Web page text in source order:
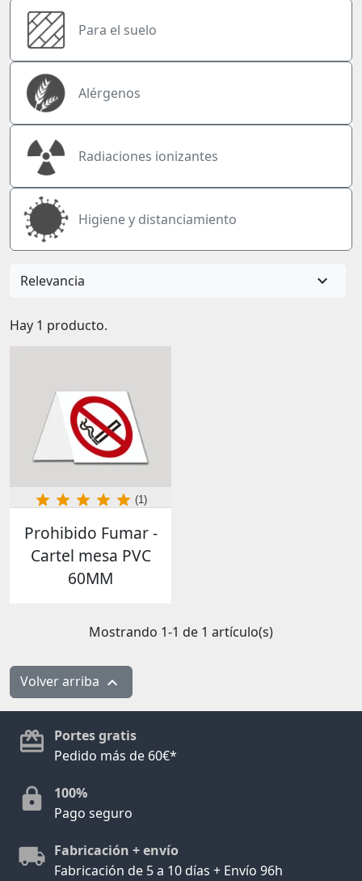
Para el suelo
Alérgenos
Radiaciones ionizantes
Higiene y distanciamiento
Hay 1 producto.
Relevancia 
Prohibido Fumar -
Cartel mesa PVC
60MM
(1)
Mostrando 1-1 de 1 artículo(s)
Volver arriba 
Portes gratis
Pedido más de 60€*
100%
Pago seguro
Fabricación + envío
Fabricación de 5 a 10 días + Envío 96h